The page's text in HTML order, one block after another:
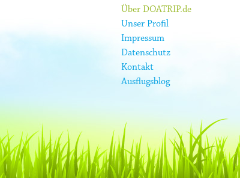
Über DOATRIP.de
Unser Profil
Impressum
Datenschutz
Kontakt
Ausflugsblog